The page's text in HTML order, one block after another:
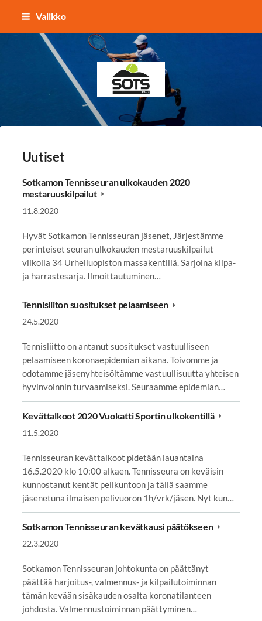
Siirry
sisältöön
Valikko
Sotkamon Tennisseura
Uutiset
Sotkamon Tennisseuran ulkokauden 2020
mestaruuskilpailut
11.8.2020
Hyvät Sotkamon Tennisseuran jäsenet, Järjestämme
perinteiset seuran ulkokauden mestaruuskilpailut
viikolla 34 Urheiluopiston massakentillä. Sarjoina kilpa-
ja harrastesarja. Ilmoittautuminen…
Tennisliiton suositukset pelaamiseen
24.5.2020
Tennisliitto on antanut suositukset vastuulliseen
pelaamiseen koronaepidemian aikana. Toivomme ja
odotamme jäsenyhteisöltämme vastuullisuutta yhteisen
hyvinvoinnin turvaamiseksi. Seuraamme epidemian…
Kevättalkoot 2020 Vuokatti Sportin ulkokentillä
11.5.2020
Tennisseuran kevättalkoot pidetään lauantaina
16.5.2020 klo 10:00 alkaen. Tennisseura on keväisin
kunnostanut kentät pelikuntoon ja tällä saamme
jäsenetuna ilmaisen pelivuoron 1h/vrk/jäsen. Nyt kun…
Sotkamon Tennisseuran kevätkausi päätökseen
22.3.2020
Sotkamon Tennisseuran johtokunta on päättänyt
päättää harjoitus-, valmennus- ja kilpailutoiminnan
tämän kevään sisäkauden osalta koronatilanteen
johdosta. Valmennustoiminnan päättyminen…